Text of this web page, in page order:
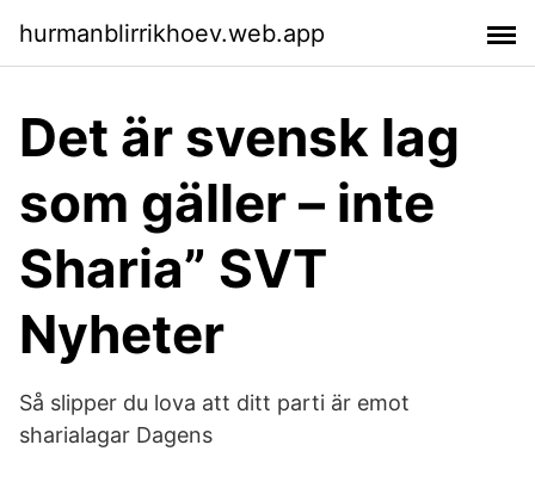
hurmanblirrikhoev.web.app
Det är svensk lag
som gäller – inte
Sharia” SVT
Nyheter
Så slipper du lova att ditt parti är emot
sharialagar Dagens